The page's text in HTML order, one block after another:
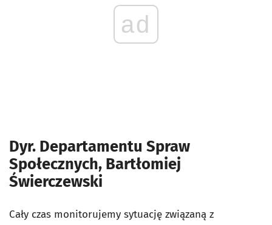
ad
Dyr. Departamentu Spraw
Społecznych, Bartłomiej
Świerczewski
Cały czas monitorujemy sytuację związaną z